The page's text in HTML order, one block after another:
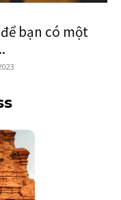
bạn có một